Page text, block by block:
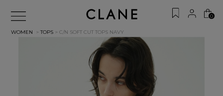
0
WOMEN >TOPS > C/N SOFT CUT TOPS NAVY